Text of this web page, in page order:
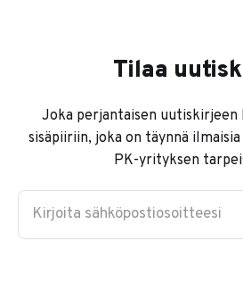
Tilaa
Joka perjantaisen uutiskirjeen
sisäpiiriin, joka on täynnä
PK-yrityksen
Kirjoita sähköpostiosoitteesi